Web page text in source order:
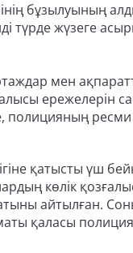
бұзылуының
түрде жүзеге
мен
ережелерін
полицияның
қатысты үш
көлік
айтылған.
қаласы